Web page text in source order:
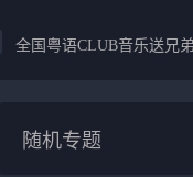
随机专题